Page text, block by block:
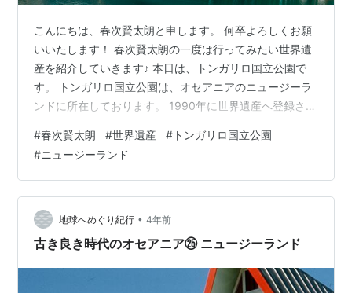
こんにちは、春次賢太朗と申します。 何卒よろしくお願
いいたします！ 春次賢太朗の一度は行ってみたい世界遺
産を紹介していきます♪ 本日は、トンガリロ国立公園で
す。 トンガリロ国立公園は、オセアニアのニュージーラ
ンドに所在しております。 1990年に世界遺産へ登録され
国立公園は、いかがでしたしょうか？ 春次賢太朗による
ナビゲーションでした。
#春次賢太朗 #世界遺産 # トンガリロ国立公園
#ニュージーランド
地球へめぐり紀行 • 4年前
古き良き時代のオセアニア㉕ ニュージーランド